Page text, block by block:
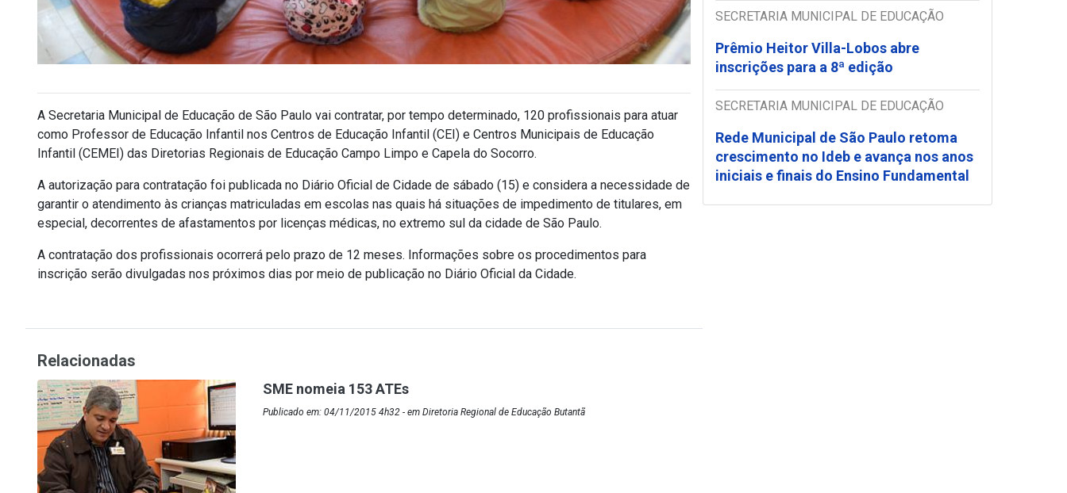
A Secretaria Municipal de Educação de São Paulo vai contratar, por tempo determinado, 120 profissionais para atuar
como Professor de Educação Infantil nos Centros de Educação Infantil (CEI) e Centros Municipais de Educação
Infantil (CEMEI) das Diretorias Regionais de Educação Campo Limpo e Capela do Socorro.
A autorização para contratação foi publicada no Diário Oficial de Cidade de sábado (15) e considera a necessidade de
garantir o atendimento às crianças matriculadas em escolas nas quais há situações de impedimento de titulares, em
especial, decorrentes de afastamentos por licenças médicas, no extremo sul da cidade de São Paulo.
A contratação dos profissionais ocorrerá pelo prazo de 12 meses. Informações sobre os procedimentos para
inscrição serão divulgadas nos próximos dias por meio de publicação no Diário Oficial da Cidade.
SECRETARIA MUNICIPAL DE EDUCAÇÃO
Prêmio Heitor Villa-Lobos abre
inscrições para a 8ª edição
SECRETARIA MUNICIPAL DE EDUCAÇÃO
Rede Municipal de São Paulo retoma
crescimento no Ideb e avança nos anos
iniciais e finais do Ensino Fundamental
Relacionadas
SME nomeia 153 ATEs
Publicado em: 04/11/2015 4h32 - em Diretoria Regional de Educação Butantã